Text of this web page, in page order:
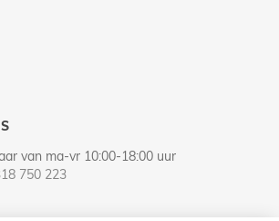
van ma-vr 10:00-18:00 uur
750 223